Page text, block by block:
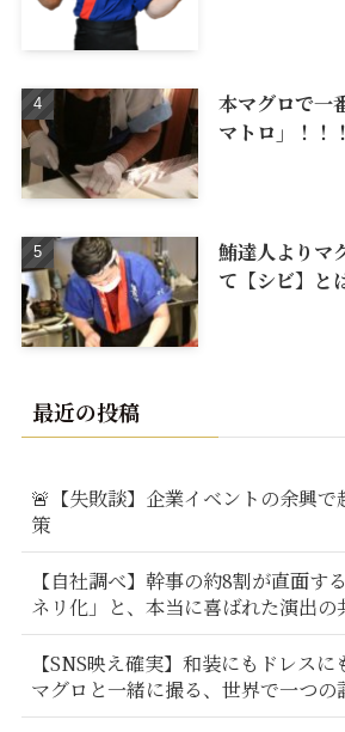
本マグロで一
マトロ」！！！
鮪達人よりマ
て【シビ】と
最近の投稿
🚨【失敗談】企業イベントの余興
策
【自社調べ】幹事の約8割が直面す
ネリ化」と、本当に喜ばれた演出の
【SNS映え確実】和装にもドレス
マグロと一緒に撮る、世界で一つの